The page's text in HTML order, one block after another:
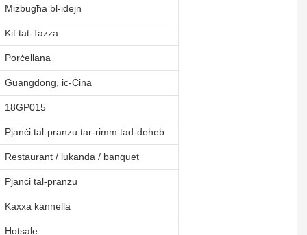
Miżbugħa bl-idejn
Kit tat-Tazza
Porċellana
Guangdong, iċ-Ċina
18GP015
Pjanċi tal-pranzu tar-rimm tad-deheb
Restaurant / lukanda / banquet
Pjanċi tal-pranzu
Kaxxa kannella
Hotsale